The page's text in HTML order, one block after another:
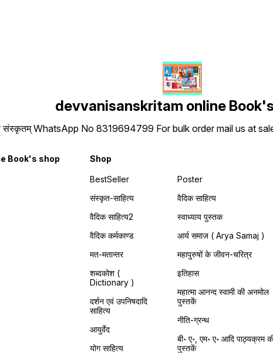
devvanisanskritam online
संस्कृतम् WhatsApp No 8319694799 For bulk order mail us at
Book's shop Shop
BestSeller
संस्कृत-साहित्य
वैदिक साहित्य2
वैदिक कर्मकाण्ड
मत-मतान्तर
शब्दकोश (
Dictionary )
दर्शन एवं उपनिषदादि
साहित्य
आयुर्वेद
योग साहित्य
Poster
वैदिक साहित्य
स्वाध्याय पुस्तक
आर्य समाज ( Arya Samaj )
महापुरुषों के जीवन-चरित्र
इतिहास
महात्मा आनन्द स्वामी की अनमोल
पुस्तकें
नीति-ग्रन्थ
बी॰ ए॰, एम॰ ए॰ आदि पाठ्यक्रम
पुस्तकें